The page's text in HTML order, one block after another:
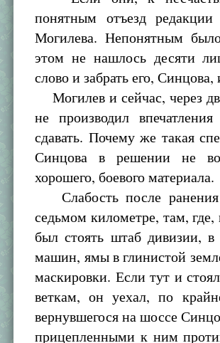
понятным отъезд
Могилева. Непонятным
этом не нашлось десяти
слово и забрать его, Синцова,
Могилев и сейчас, через
не производил
сдавать. Почему же такая
Синцова в решении не
хорошего, боевого материала.
Слабость после ранения
седьмом километре, там,
был стоять штаб дивизии, в
машин, ямы в глинистой
маскировки. Если тут и
веткам, он уехал, по
вернувшегося на шоссе
прицепленными к ним